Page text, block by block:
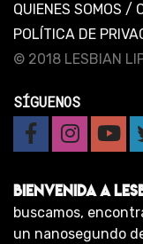
QUIENES SOMOS /
POLÍTICA DE
© 2018 LESBIAN
SÍGUENOS
BIENVENIDA A
buscamos,
un nanosegundo